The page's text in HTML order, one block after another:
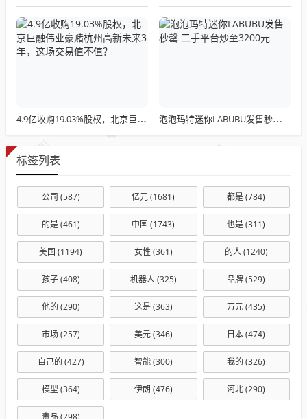
4.9亿收购19.03%股权，北京巨融伟业豪赌杭州高新未来3年，这场交易值不值？ 泡泡玛特迷你LABUBU发售秒罄 二手平台炒至3200元
标签列表
公司 (587) 亿元(1681) 都是(784)
的是(461) 中国 (1743) 也是(311)
美国 (1194) 女性 (361) 的人(1240)
孩子(408) 机器人(325) 品牌(529)
他的 (290) 这是(363) 万元(435)
市场(257) 美元(346) 日本(474)
自己的 (427) 智能(300) 我的 (326)
模型 (364) 伊朗 (476) 河北(290)
毒品 (298)